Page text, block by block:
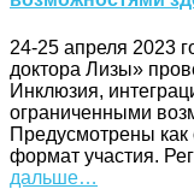
24-25 апреля 2023
доктора Лизы»
Инклюзия,
ограниченными
Предусмотрены
формат участия.
дальше…